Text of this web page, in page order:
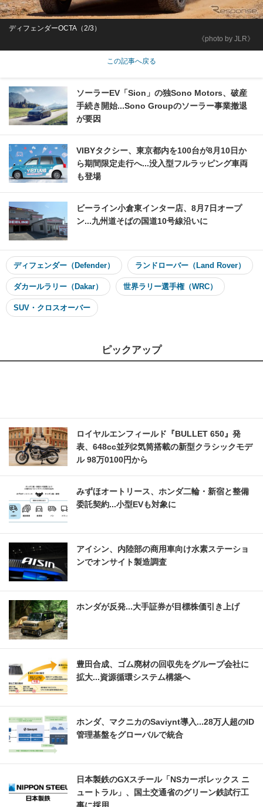
《photo by JLR》
ディフェンダーOCTA（2/3）
この記事へ戻る
ソーラーEV「Sion」の独Sono Motors、破産
手続き開始...Sono Groupのソーラー事業撤退
が要因
VIBYタクシー、東京都内を100台が8月10日か
ら期間限定走行へ...没入型フルラッピング車両
も登場
ビーライン小倉東インター店、8月7日オープ
ン...九州道そばの国道10号線沿いに
ディフェンダー（Defender） ランドローバー（Land Rover）
ダカールラリー（Dakar） 世界ラリー選手権（WRC）
SUV・クロスオーバー
ピックアップ
ロイヤルエンフィールド『BULLET 650』発
表、648cc並列2気筒搭載の新型クラシックモデ
ル 98万0100円から
みずほオートリース、ホンダ二輪・新宿と整備
委託契約...小型EVも対象に
アイシン、内陸部の商用車向け水素ステーショ
ンでオンサイト製造調査
ホンダが反発...大手証券が目標株価引き上げ
豊田合成、ゴム廃材の回収先をグループ会社に
拡大...資源循環システム構築へ
ホンダ、マクニカのSaviynt導入...28万人超のID
管理基盤をグローバルで統合
日本製鉄のGXスチール「NSカーボレックス ニ
ュートラル」、国土交通省のグリーン鉄試行工
事に採用